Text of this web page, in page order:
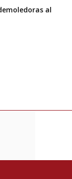
al